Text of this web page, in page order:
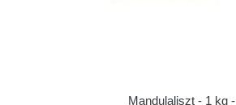
Mandulaliszt - 1 kg -